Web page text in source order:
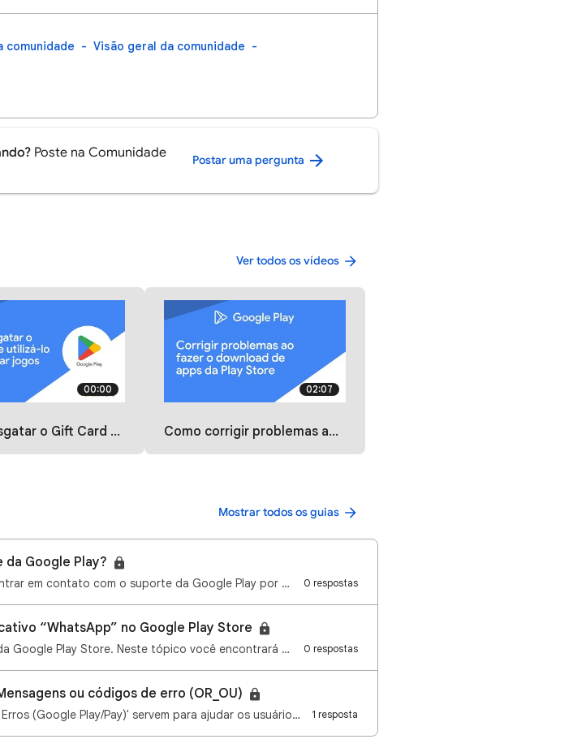
comunidade Visão geral da comunidade
Poste na Comunidade
Postar uma pergunta
Ver todos os vídeos
00:00
Card e utilizá-lo para instalar jogos
02:07
Como corrigir problemas ao fazer o download de apps da Play Store
Mostrar todos os guias
Google Play?
Olá pessoal, tudo bem? Às vezes, é preciso entrar em contato com o suporte da Google Play por proble… 0 respostas
“WhatsApp” no Google Play Store
Olá pessoal! Bem-vindo a comunidade de ajuda Google Play Store. Neste tópico você encontrará algumas… 0 respostas
ou códigos de erro (OR_OU)
(Google Play/Pay)' servem para ajudar os usuário… 1 resposta